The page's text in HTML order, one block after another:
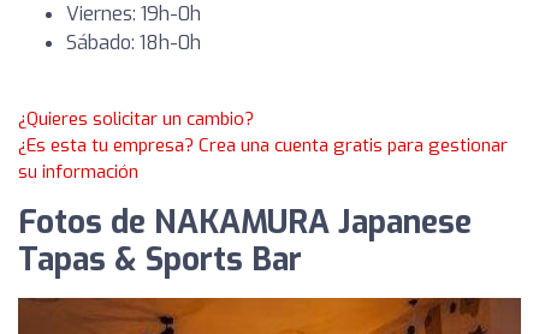
Viernes: 19h-0h
Sábado: 18h-0h
¿Quieres solicitar un cambio?
¿Es esta tu empresa? Crea una cuenta gratis para gestionar
su información
Fotos de NAKAMURA Japanese
Tapas & Sports Bar